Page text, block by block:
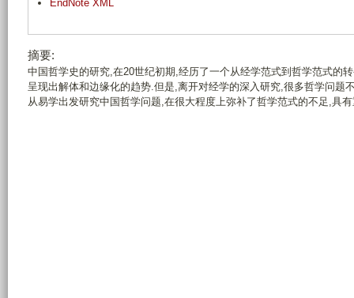
EndNote XML
摘要:
中国哲学史的研究,在20世纪初期,经历了一个从经学范式到哲学范式的
呈现出解体和边缘化的趋势.但是,离开对经学的深入研究,很多哲学问题
从易学出发研究中国哲学问题,在很大程度上弥补了哲学范式的不足,具